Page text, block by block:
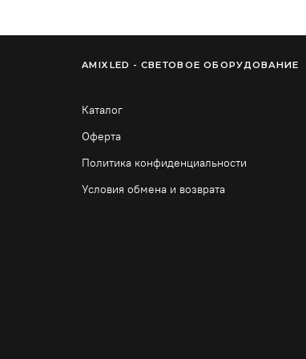
AMIXLED - СВЕТОВОЕ ОБОРУДОВАНИЕ
Каталог
Оферта
Политика конфиденциальности
Условия обмена и возврата